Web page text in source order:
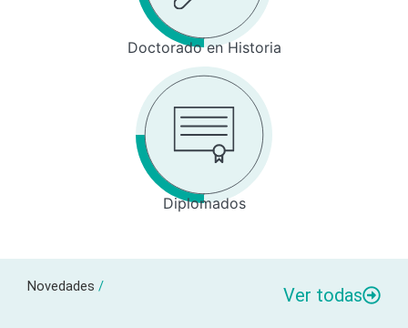
Doctorado en Historia
Diplomados
Novedades / Ver todas